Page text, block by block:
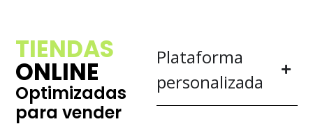
TIENDAS
ONLINE
Optimizadas
para vender
Plataforma
personalizada